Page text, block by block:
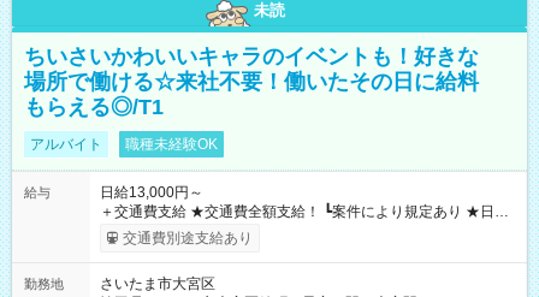
未読
ちいさいかわいいキャラのイベントも！好きな
場所で働ける☆来社不要！働いたその日に給料
もらえる◎/T1
アルバイト 職種未経験OK
給与
日給13,000円～
＋交通費支給 ★交通費全額支給！ ┗案件により規定あり ★日払
いOK！（規定あり） ┗働いたその日に現金GET♪ お仕事後はコ
ンビニATMから 日払い分を引き落とせます！ 【試用期間】試
交通費別途支給あり
勤務地
さいたま市大宮区